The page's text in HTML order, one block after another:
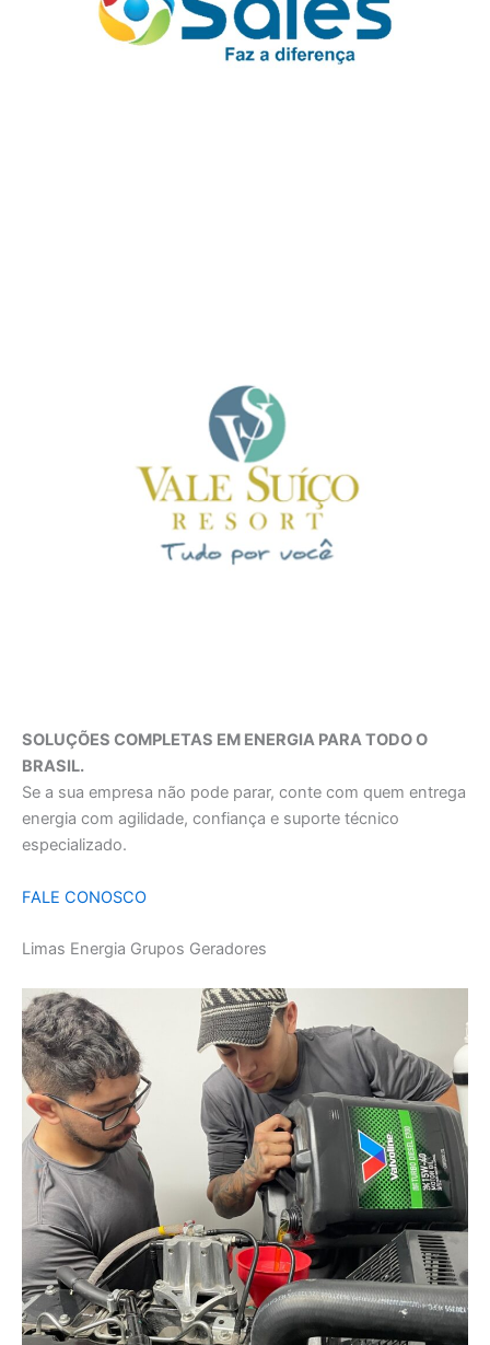
SOLUÇÕES COMPLETAS EM ENERGIA PARA TODO O
BRASIL.
Se a sua empresa não pode parar, conte com quem entrega
energia com agilidade, confiança e suporte técnico
especializado.
FALE CONOSCO
Limas Energia Grupos Geradores